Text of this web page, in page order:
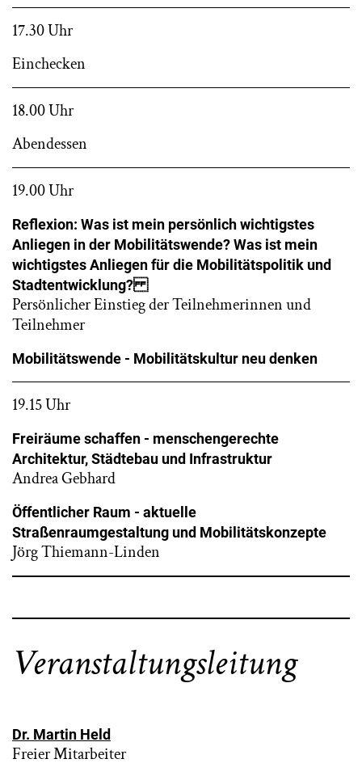
17.30 Uhr
Einchecken
18.00 Uhr
Abendessen
19.00 Uhr
Reflexion: Was ist mein persönlich wichtigstes
Anliegen in der Mobilitätswende? Was ist mein
wichtigstes Anliegen für die Mobilitätspolitik und
Stadtentwicklung?
Persönlicher Einstieg der Teilnehmerinnen und
Teilnehmer
Mobilitätswende - Mobilitätskultur neu denken
19.15 Uhr
Freiräume schaffen - menschengerechte
Architektur, Städtebau und Infrastruktur
Andrea Gebhard
Öffentlicher Raum - aktuelle
Straßenraumgestaltung und Mobilitätskonzepte
Jörg Thiemann-Linden
Veranstaltungsleitung
Dr. Martin Held
Freier Mitarbeiter